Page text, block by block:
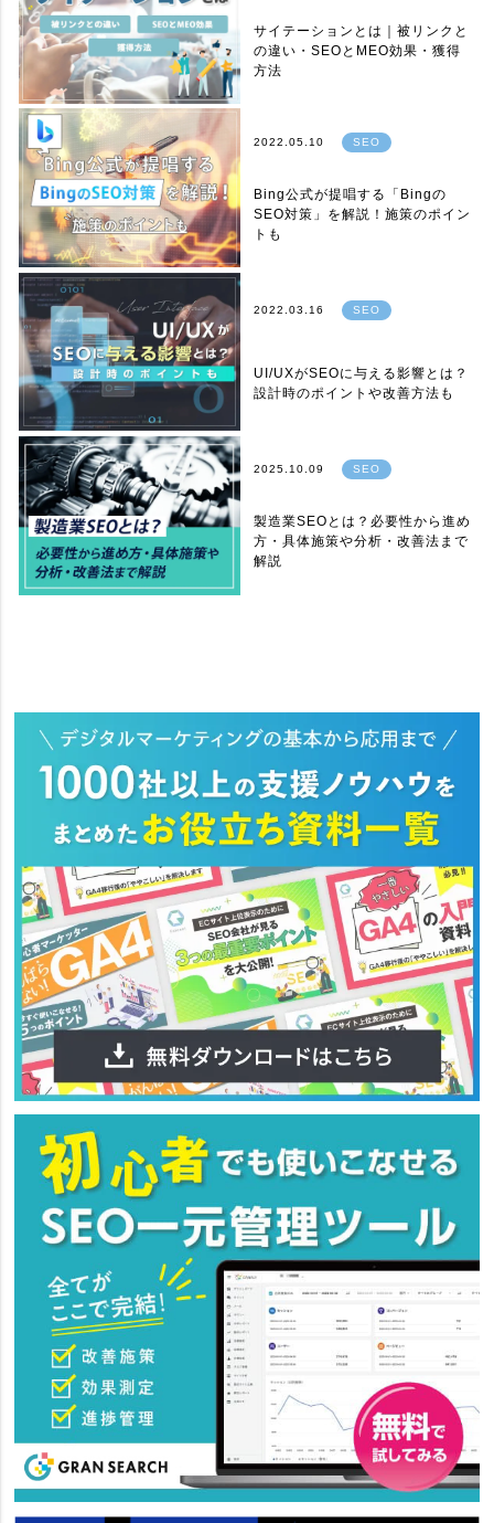
サイテーションとは｜被リンクと
の違い・SEOとMEO効果・獲得
方法
2022.05.10 SEO
Bing公式が提唱する「Bingの
SEO対策」を解説！施策のポイン
トも
2022.03.16 SEO
UI/UXがSEOに与える影響とは？
設計時のポイントや改善方法も
2025.10.09 SEO
製造業SEOとは？必要性から進め
方・具体施策や分析・改善法まで
解説